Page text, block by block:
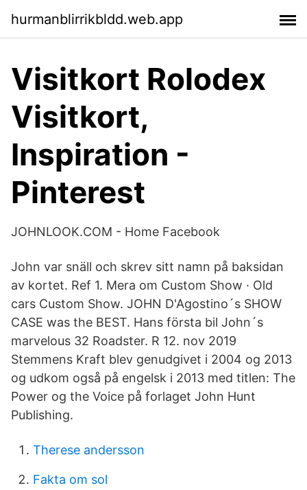
hurmanblirrikbldd.web.app
Visitkort Rolodex
Visitkort,
Inspiration -
Pinterest
JOHNLOOK.COM - Home Facebook
John var snäll och skrev sitt namn på baksidan
av kortet. Ref 1. Mera om Custom Show · Old
cars Custom Show. JOHN D'Agostino´s SHOW
CASE was the BEST. Hans första bil John´s
marvelous 32 Roadster. R 12. nov 2019
Stemmens Kraft blev genudgivet i 2004 og 2013
og udkom også på engelsk i 2013 med titlen: The
Power og the Voice på forlaget John Hunt
Publishing.
Therese andersson
Fakta om sol